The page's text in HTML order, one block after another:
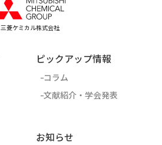
三菱ケミカル株式会社
ピックアップ情報
コラム
文献紹介・学会発表
お知らせ